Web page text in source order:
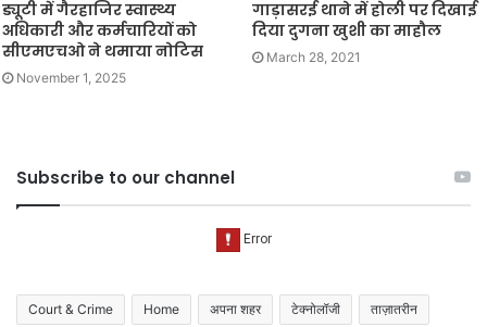
ड्यूटी में गैरहाजिर स्वास्थ्य
अधिकारी और कर्मचारियों को
सीएमएचओ ने थमाया नोटिस
November 1, 2025
गाड़ासरई थाने में होली पर दिखाई
दिया दुगना खुशी का माहौल
March 28, 2021
Subscribe to our channel
Court & Crime Home अपना शहर टेक्नोलॉजी ताज़ातरीन